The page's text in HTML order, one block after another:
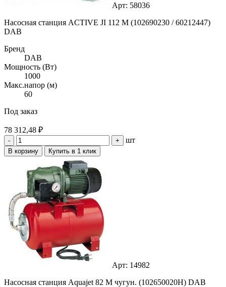
Арт: 58036
Насосная станция ACTIVE JI 112 M (102690230 / 60212447)
DAB
Бренд
DAB
Мощность (Вт)
1000
Макс.напор (м)
60
Под заказ
78 312,48 ₽
- + шт
В корзину Купить в 1 клик
Арт: 14982
Насосная станция Aquajet 82 M чугун. (102650020H) DAB